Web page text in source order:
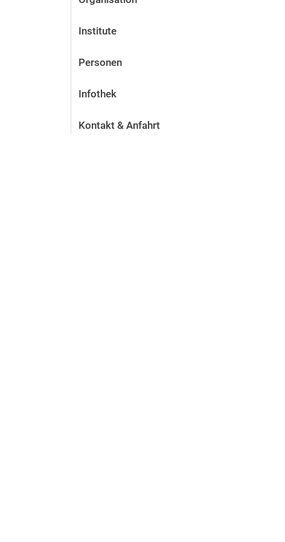
Institute
Personen
Infothek
Kontakt & Anfahrt